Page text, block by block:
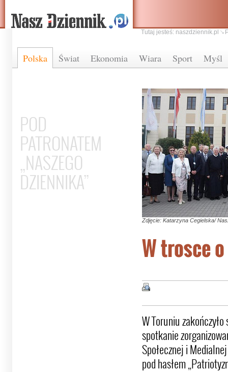
Polska Świat Ekonomia Wiara Sport Myśl
Tutaj jesteś: naszdziennik.pl
POD
PATRONATEM
„NASZEGO
DZIENNIKA”
Zdjęcie: Katarzyna Cegielska/
W trosce
W Toruniu
spotkanie
Społecznej i
pod hasłem